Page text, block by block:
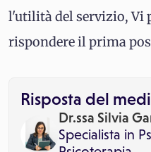
l'utilità del servizio, Vi
rispondere il prima
Risposta del
Dr.ssa Silvia
Specialista in